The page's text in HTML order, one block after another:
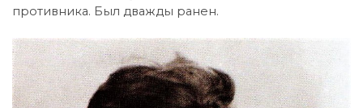
противника. Был дважды ранен.